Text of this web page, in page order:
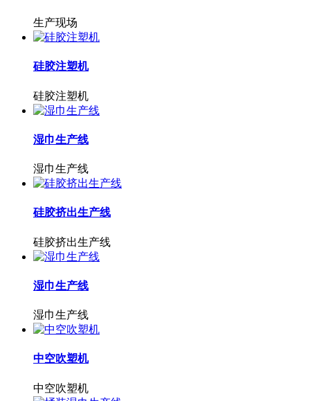
生产现场
硅胶注塑机
硅胶注塑机
湿巾生产线
湿巾生产线
硅胶挤出生产线
硅胶挤出生产线
湿巾生产线
湿巾生产线
中空吹塑机
中空吹塑机